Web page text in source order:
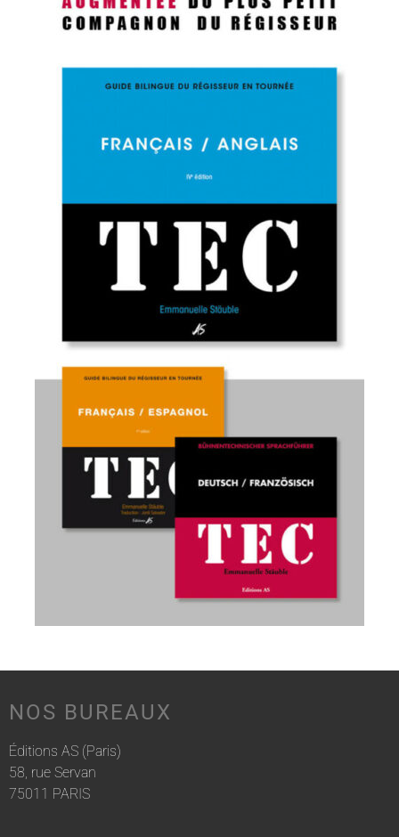
NOS BUREAUX
Éditions AS (Paris)
58, rue Servan
75011 PARIS